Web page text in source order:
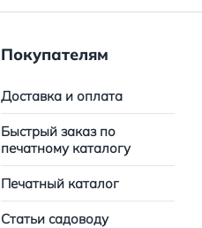
Покупателям
Доставка и оплата
Быстрый заказ по
печатному каталогу
Печатный каталог
Статьи садоводу